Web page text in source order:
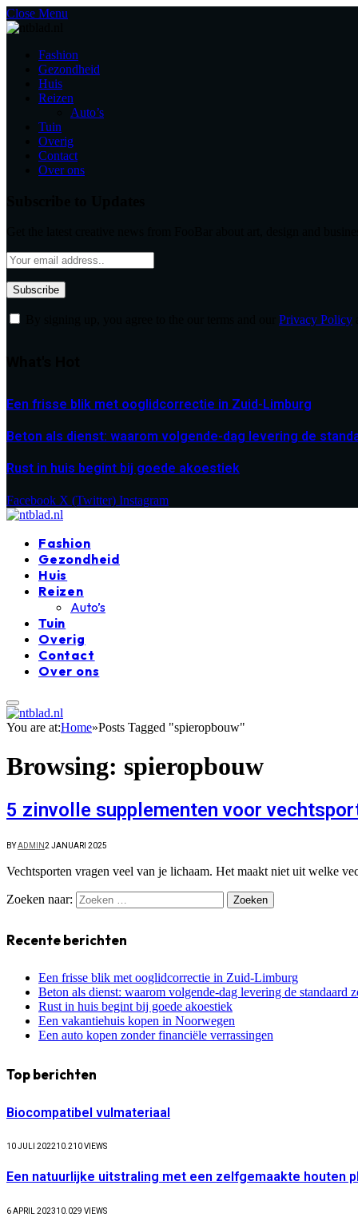
Close Menu
Fashion
Gezondheid
Huis
Reizen
Auto’s
Tuin
Overig
Contact
Over ons
Privacy Policy
Een frisse blik met ooglidcorrectie in Zuid-Limburg
Beton als dienst: waarom volgende-dag levering de
Rust in huis begint bij goede akoestiek
Facebook X (Twitter) Instagram
Fashion
Gezondheid
Huis
Reizen
Auto’s
Tuin
Overig
Contact
Over ons
You are at:Home»Posts Tagged "spieropbouw"
Browsing: spieropbouw
5 zinvolle supplementen voor
BYADMIN2 JANUARI 2025
Vechtsporten vragen veel van je lichaam. Het maakt niet uit welke
Zoeken naar:
Recente berichten
Een frisse blik met ooglidcorrectie in Zuid-Limburg
Beton als dienst: waarom volgende-dag levering de standaard
Rust in huis begint bij goede akoestiek
Een vakantiehuis kopen in Noorwegen
Een auto kopen zonder financiële verrassingen
Top berichten
Biocompatibel vulmateriaal
10 JULI 202210.210VIEWS
Een natuurlijke uitstraling met een zelfgemaakte houten
6 APRIL 202310.029 VIEWS